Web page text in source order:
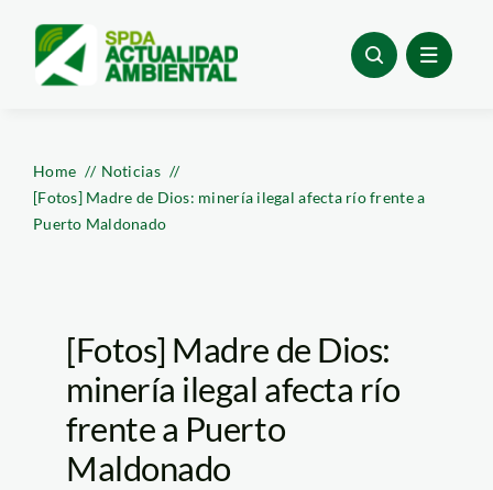
content
Home
Noticias
[Fotos] Madre de Dios: minería ilegal afecta río frente a
Puerto Maldonado
[Fotos] Madre de Dios:
minería ilegal afecta río
frente a Puerto
Maldonado